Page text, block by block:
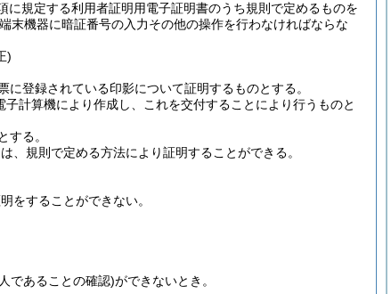
規定する利用者証明用電子証明書のうち規則で定めるものを
末機器に暗証番号の入力その他の操作を行わなければならな
)
登録されている印影について証明するものとする。
計算機により作成し、これを交付することにより行うものと
する。
、規則で定める方法により証明することができる。
をすることができない。
であることの確認)ができないとき。